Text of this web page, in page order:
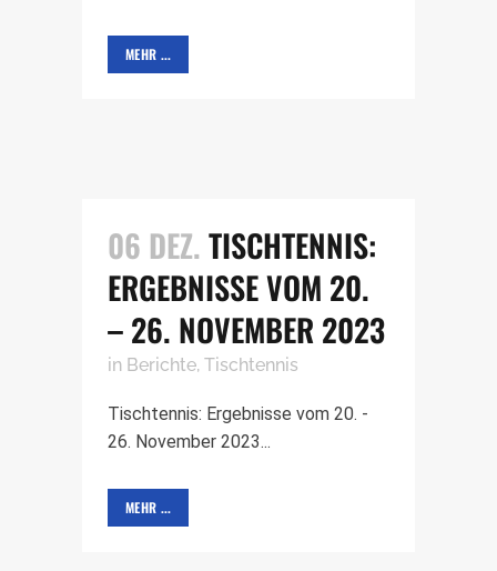
MEHR ...
06 DEZ. TISCHTENNIS:
ERGEBNISSE VOM 20.
– 26. NOVEMBER 2023
in Berichte, Tischtennis
Tischtennis: Ergebnisse vom 20. -
26. November 2023...
MEHR ...